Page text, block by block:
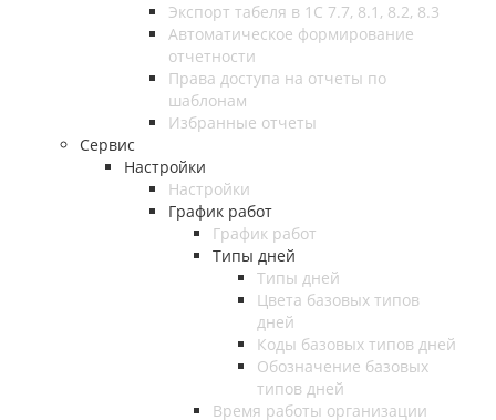
Экспорт табеля в 1С 7.7, 8.1, 8.2, 8.3
Автоматическое формирование
отчетности
Права доступа на отчеты по
шаблонам
Избранные отчеты
Сервис
Настройки
Настройки
График работ
График работ
Типы дней
Типы дней
Цвета базовых типов
дней
Коды базовых типов дней
Обозначение базовых
типов дней
Время работы организации